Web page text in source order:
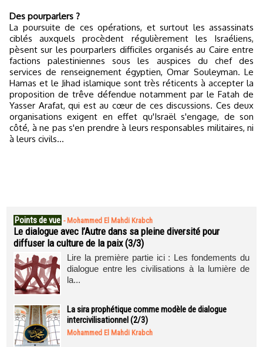
Des pourparlers ?
La poursuite de ces opérations, et surtout les assassinats
ciblés auxquels procèdent régulièrement les Israéliens,
pèsent sur les pourparlers difficiles organisés au Caire entre
factions palestiniennes sous les auspices du chef des
services de renseignement égyptien, Omar Souleyman. Le
Hamas et le Jihad islamique sont très réticents à accepter la
proposition de trêve défendue notamment par le Fatah de
Yasser Arafat, qui est au cœur de ces discussions. Ces deux
organisations exigent en effet qu'Israël s'engage, de son
côté, à ne pas s'en prendre à leurs responsables militaires, ni
à leurs civils…
Points de vue - Mohammed El Mahdi Krabch
Le dialogue avec l’Autre dans sa pleine diversité pour
diffuser la culture de la paix (3/3)
Lire la première partie ici : Les fondements du
dialogue entre les civilisations à la lumière de
la...
La sira prophétique comme modèle de dialogue
intercivilisationnel (2/3)
Mohammed El Mahdi Krabch